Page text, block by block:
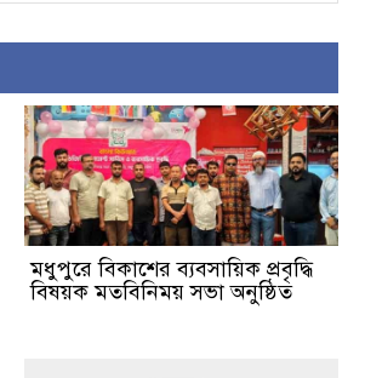
মধুপুরে বিকাশের ব্যবসায়িক প্রবৃদ্ধি
বিষয়ক মতবিনিময় সভা অনুষ্ঠিত